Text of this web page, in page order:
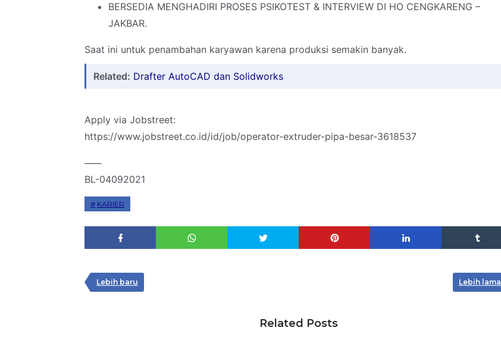
BERSEDIA MENGHADIRI PROSES PSIKOTEST & INTERVIEW DI HO CENGKARENG –
JAKBAR.
Saat ini untuk penambahan karyawan karena produksi semakin banyak.
Related: Drafter AutoCAD dan Solidworks
Apply via Jobstreet:
https://www.jobstreet.co.id/id/job/operator-extruder-pipa-besar-3618537
BL-04092021
KARIER
Lebih baru Lebih lama
Related Posts